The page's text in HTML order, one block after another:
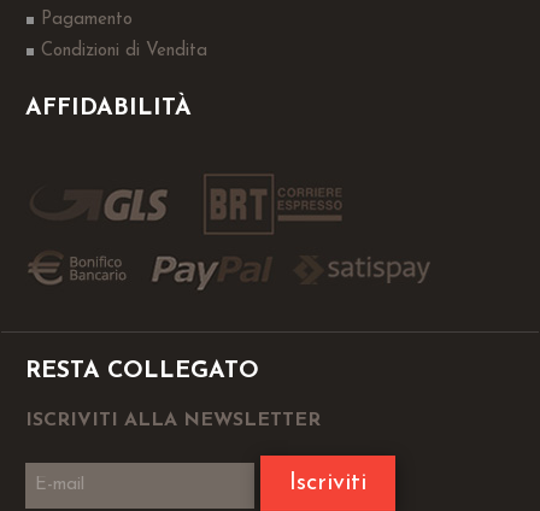
Pagamento
Condizioni di Vendita
AFFIDABILITÀ
RESTA COLLEGATO
ISCRIVITI ALLA NEWSLETTER
Iscriviti